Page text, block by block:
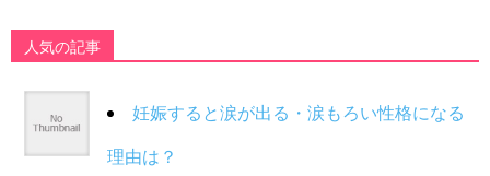
人気の記事
妊娠すると涙が出る・涙もろい性格になる
理由は？